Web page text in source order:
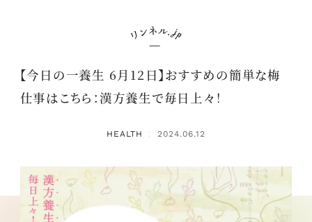
【今日の一養生 6月12日】おすすめの簡単な梅
仕事はこちら：漢方養生で毎日上々！
HEALTH ： 2024.06.12